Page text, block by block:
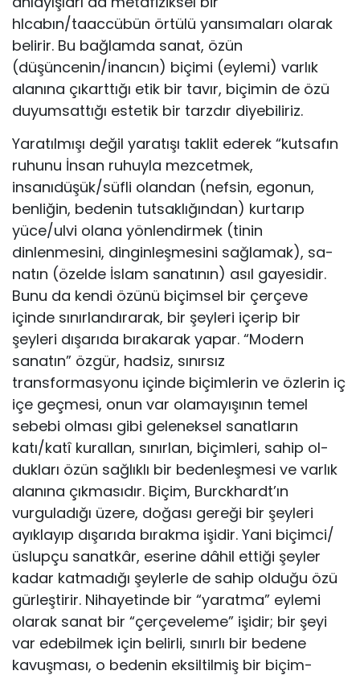
hlcabın/taaccübün örtülü yansımaları olarak
belirir. Bu bağlam­da sanat, özün
(düşüncenin/inancın) biçimi (eylemi) varlık
alanı­na çıkarttığı etik bir tavır, biçimin de özü
duyumsattığı estetik bir tarzdır diyebiliriz.
Yaratılmışı değil yaratışı taklit ederek “kutsafın
ruhunu İn­san ruhuyla mezcetmek,
insanıdüşük/süfli olandan (nefsin, ego­nun,
benliğin, bedenin tutsaklığından) kurtarıp
yüce/ulvi olana yönlendirmek (tinin
dinlenmesini, dinginleşmesini sağlamak), sa­
natın (özelde İslam sanatının) asıl gayesidir.
Bunu da kendi özü­nü biçimsel bir çerçeve
içinde sınırlandırarak, bir şeyleri içerip bir
şeyleri dışarıda bırakarak yapar. “Modern
sanatın” özgür, ha­dsiz, sınırsız
transformasyonu içinde biçimlerin ve özlerin iç
içe geçmesi, onun var olamayışının temel
sebebi olması gibi gele­neksel sanatların
katı/katî kurallan, sınırlan, biçimleri, sahip ol­
dukları özün sağlıklı bir bedenleşmesi ve varlık
alanına çıkması­dır. Biçim, Burckhardt’ın
vurguladığı üzere, doğası gereği bir şey­leri
ayıklayıp dışarıda bırakma işidir. Yani biçimci/
üslupçu sanat­kâr, eserine dâhil ettiği şeyler
kadar katmadığı şeylerle de sahip olduğu özü
gürleştirir. Nihayetinde bir “yaratma” eylemi
olarak sanat bir “çerçeveleme” işidir; bir şeyi
var edebilmek için belir­li, sınırlı bir bedene
kavuşması, o bedenin eksiltilmiş bir biçim­